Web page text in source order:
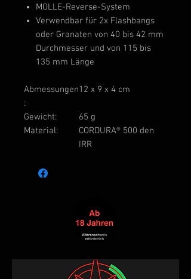
MOLLE-Reverse-System
Verwendbar für 2x Flashbangs
oder Granaten von 40 bis 42 mm
Durchmesser und von 115 bis
135 mm Länge
Abmessungen
:
12 x 9 x 4 cm
Gewicht:
65 g
Material:
CORDURA® 500 den
IRR